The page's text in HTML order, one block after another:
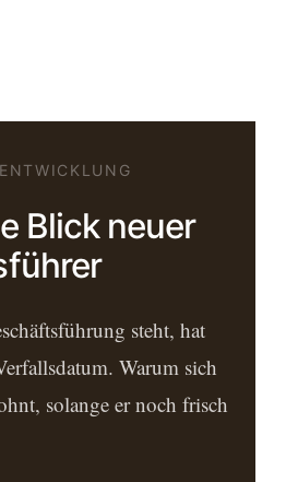
Blick neuer
steht, hat
Warum sich
solange er noch frisch